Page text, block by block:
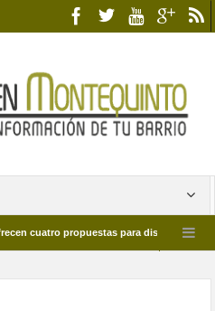
propuestas para disfrutar del deporte